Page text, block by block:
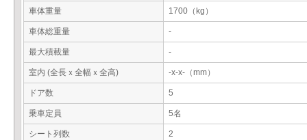
車体重量 1700（kg）
車体総重量 -
最大積載量 -
室内 (全長ｘ全幅ｘ全高) -x-x-（mm）
ドア数 5
乗車定員 5名
シート列数 2